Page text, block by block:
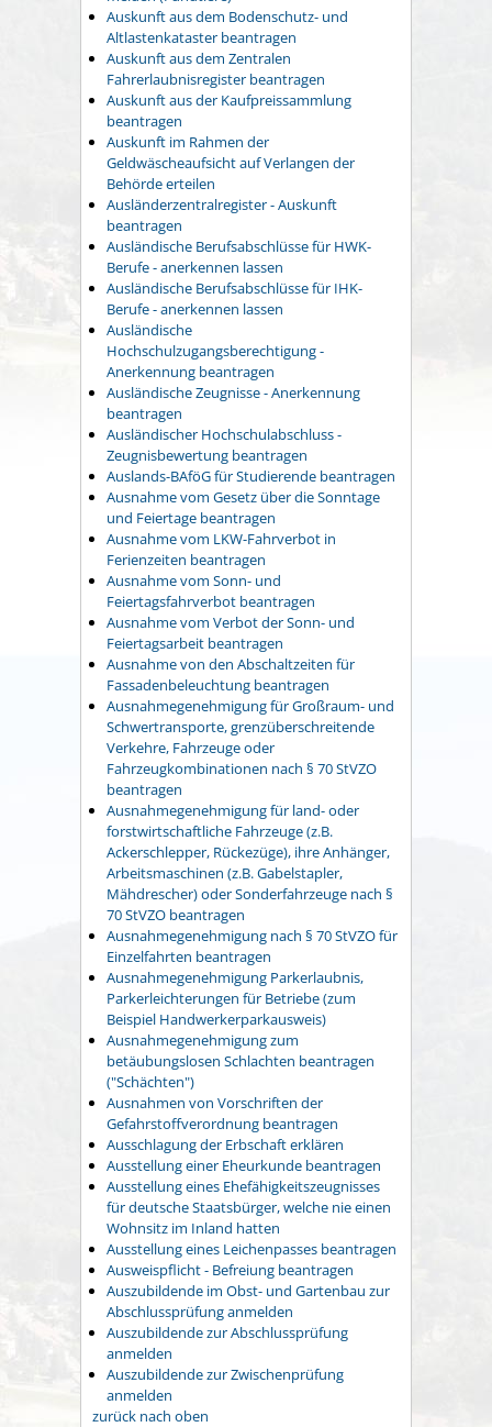
Auskunft aus dem Bodenschutz- und
Altlastenkataster beantragen
Auskunft aus dem Zentralen
Fahrerlaubnisregister beantragen
Auskunft aus der Kaufpreissammlung
beantragen
Auskunft im Rahmen der
Geldwäscheaufsicht auf Verlangen der
Behörde erteilen
Ausländerzentralregister - Auskunft
beantragen
Ausländische Berufsabschlüsse für HWK-
Berufe - anerkennen lassen
Ausländische Berufsabschlüsse für IHK-
Berufe - anerkennen lassen
Ausländische
Hochschulzugangsberechtigung -
Anerkennung beantragen
Ausländische Zeugnisse - Anerkennung
beantragen
Ausländischer Hochschulabschluss -
Zeugnisbewertung beantragen
Auslands-BAföG für Studierende beantragen
Ausnahme vom Gesetz über die Sonntage
und Feiertage beantragen
Ausnahme vom LKW-Fahrverbot in
Ferienzeiten beantragen
Ausnahme vom Sonn- und
Feiertagsfahrverbot beantragen
Ausnahme vom Verbot der Sonn- und
Feiertagsarbeit beantragen
Ausnahme von den Abschaltzeiten für
Fassadenbeleuchtung beantragen
Ausnahmegenehmigung für Großraum- und
Schwertransporte, grenzüberschreitende
Verkehre, Fahrzeuge oder
Fahrzeugkombinationen nach § 70 StVZO
beantragen
Ausnahmegenehmigung für land- oder
forstwirtschaftliche Fahrzeuge (z.B.
Ackerschlepper, Rückezüge), ihre Anhänger,
Arbeitsmaschinen (z.B. Gabelstapler,
Mähdrescher) oder Sonderfahrzeuge nach §
70 StVZO beantragen
Ausnahmegenehmigung nach § 70 StVZO für
Einzelfahrten beantragen
Ausnahmegenehmigung Parkerlaubnis,
Parkerleichterungen für Betriebe (zum
Beispiel Handwerkerparkausweis)
Ausnahmegenehmigung zum
betäubungslosen Schlachten beantragen
("Schächten")
Ausnahmen von Vorschriften der
Gefahrstoffverordnung beantragen
Ausschlagung der Erbschaft erklären
Ausstellung einer Eheurkunde beantragen
Ausstellung eines Ehefähigkeitszeugnisses
für deutsche Staatsbürger, welche nie einen
Wohnsitz im Inland hatten
Ausstellung eines Leichenpasses beantragen
Ausweispflicht - Befreiung beantragen
Auszubildende im Obst- und Gartenbau zur
Abschlussprüfung anmelden
Auszubildende zur Abschlussprüfung
anmelden
Auszubildende zur Zwischenprüfung
anmelden
zurück nach oben